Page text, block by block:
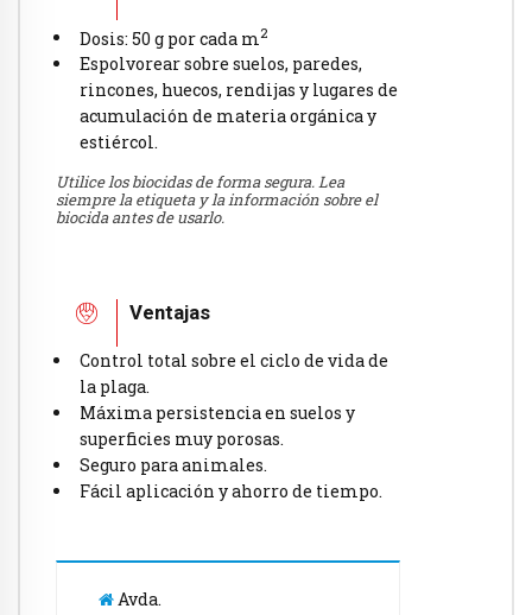
Dosis: 50 g por cada m 2
Espolvorear sobre suelos, paredes,
rincones, huecos, rendijas y lugares de
acumulación de materia orgánica y
estiércol.
Utilice los biocidas de forma segura. Lea
siempre la etiqueta y la información sobre el
biocida antes de usarlo.
Ventajas
Control total sobre el ciclo de vida de
la plaga.
Máxima persistencia en suelos y
superficies muy porosas.
Seguro para animales.
Fácil aplicación y ahorro de tiempo.
Avda.